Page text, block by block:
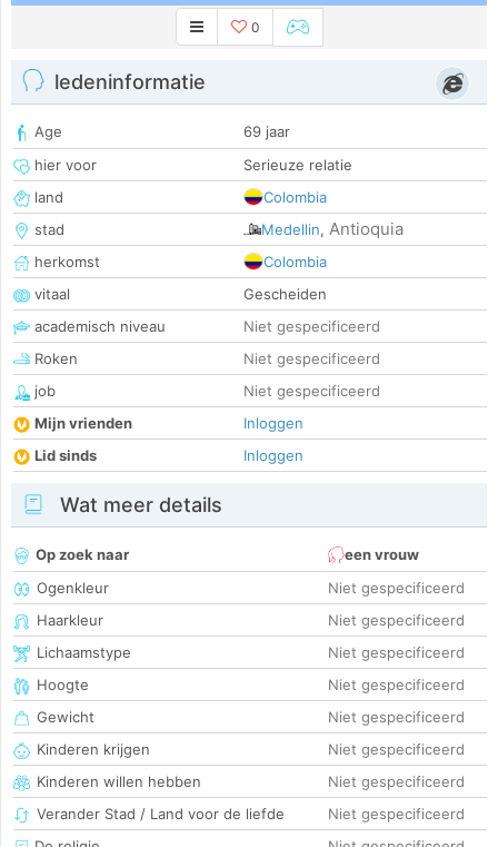
0
ledeninformatie
Age
69 jaar
hier voor
Serieuze relatie
land
Colombia
stad
Medellin, Antioquia
herkomst
Colombia
vitaal
Gescheiden
academisch niveau
Niet gespecificeerd
Roken
Niet gespecificeerd
job
Niet gespecificeerd
Mijn vrienden
Inloggen
Lid sinds
Inloggen
Wat meer details
Op zoek naar
een vrouw
Ogenkleur
Niet gespecificeerd
Haarkleur
Niet gespecificeerd
Lichaamstype
Niet gespecificeerd
Hoogte
Niet gespecificeerd
Gewicht
Niet gespecificeerd
Kinderen krijgen
Niet gespecificeerd
Kinderen willen hebben
Niet gespecificeerd
Verander Stad / Land voor de liefde
Niet gespecificeerd